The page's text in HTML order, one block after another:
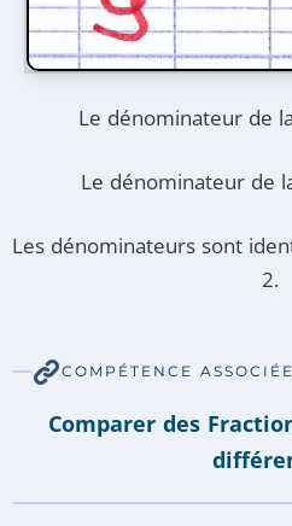
Le dénominateur de
Le dénominateur de
Les dénominateurs sont
2.
COMPÉTENCE ASSOCIÉE
Comparer des